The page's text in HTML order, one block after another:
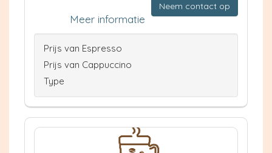
Neem contact op
Meer informatie
Prijs van Espresso
Prijs van Cappuccino
Type